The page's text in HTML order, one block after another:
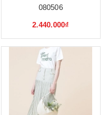
080506
2.440.000₫